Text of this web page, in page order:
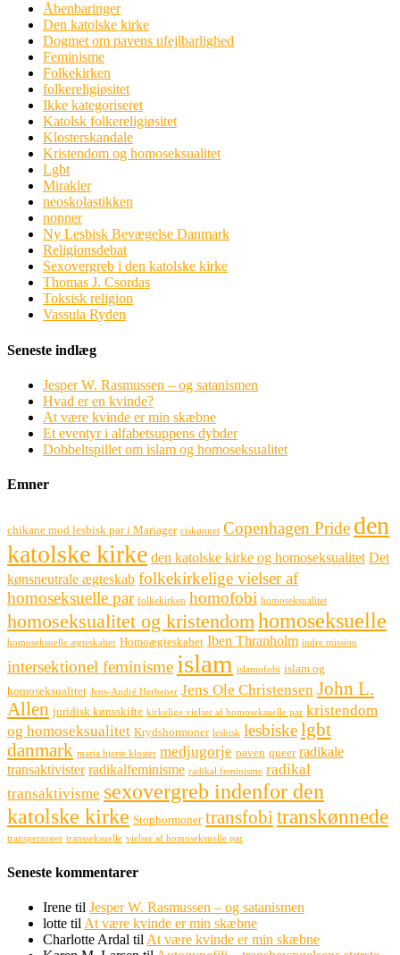
Åbenbaringer
Den katolske kirke
Dogmet om pavens ufejlbarlighed
Feminisme
Folkekirken
folkereligiøsitet
Ikke kategoriseret
Katolsk folkereligiøsitet
Klosterskandale
Kristendom og homoseksualitet
Lgbt
Mirakler
neoskolastikken
nonner
Ny Lesbisk Bevægelse Danmark
Religionsdebat
Sexovergreb i den katolske kirke
Thomas J. Csordas
Toksisk religion
Vassula Ryden
Seneste indlæg
Jesper W. Rasmussen – og satanismen
Hvad er en kvinde?
At være kvinde er min skæbne
Et eventyr i alfabetsuppens dybder
Dobbeltspillet om islam og homoseksualitet
Emner
chikane mod lesbisk par i Mariager ciskønnet Copenhagen Pride den
katolske kirke den katolske kirke og homoseksualitet Det
kønsneutrale ægteskab folkekirkelige vielser af
homoseksuelle par folkekirken homofobi homoseksualitet
homoseksualitet og kristendomhomoseksuelle
homoseksuelle ægteskaber Homoægteskabet Iben Thranholm indre mission
intersektionel feminisme islam islamofobi islam og
homoseksualitet Jens-André Herbener Jens Ole Christensen John L.
Allen juridisk kønsskifte kirkelige vielser af homoseksuelle par kristendom
og homoseksualitet Krydshormoner lesbisk lesbiskelgbt
danmark maria hjerte kloster medjugorje paven queer radikale
transaktivister radikalfeminisme radikal feminisme radikal
transaktivisme sexovergreb indenfor den
katolske kirke Stophormoner transfobi transkønnede
transpersoner transseksuelle vielser af homoseksuelle par
Seneste kommentarer
Irene til Jesper W. Rasmussen – og satanismen
lotte til At være kvinde er min skæbne
Charlotte Ardal til At være kvinde er min skæbne